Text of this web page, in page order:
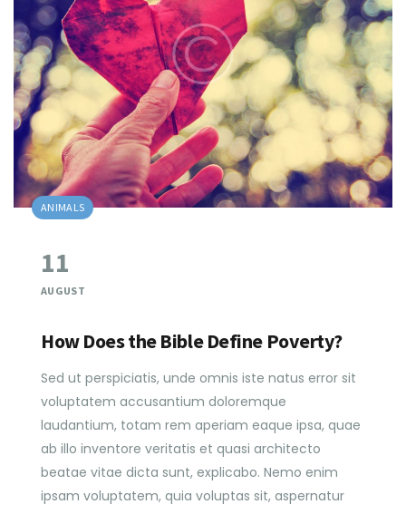
ANIMALS
11
AUGUST
How Does the Bible Define Poverty?
Sed ut perspiciatis, unde omnis iste natus error sit
voluptatem accusantium doloremque
laudantium, totam rem aperiam eaque ipsa, quae
ab illo inventore veritatis et quasi architecto
beatae vitae dicta sunt, explicabo. Nemo enim
ipsam voluptatem, quia voluptas sit, aspernatur